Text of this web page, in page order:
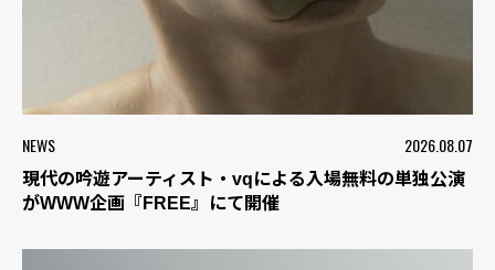
NEWS 2026.08.07
現代の吟遊アーティスト・vqによる入場無料の単独公演
がWWW企画『FREE』にて開催